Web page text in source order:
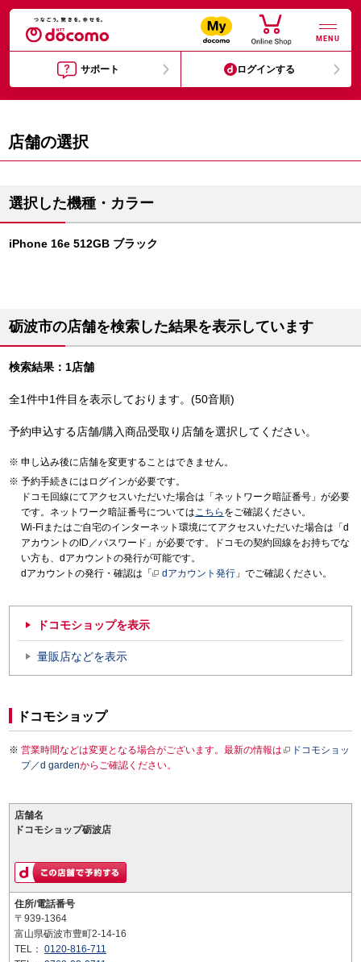
MENU
サポート ログインする
店舗の選択
選択した機種・カラー
iPhone 16e 512GB ブラック
砺波市の店舗を検索した結果を表示しています
検索結果：1店舗
全1件中1件目を表示しております。(50音順)
予約申込する店舗/購入商品受取り店舗を選択してください。
申し込み後に店舗を変更することはできません。
予約手続きにはログインが必要です。
ドコモ回線にてアクセスいただいた場合は「ネットワーク暗証番号」が必要
です。ネットワーク暗証番号についてはこちら をご確認ください。
Wi-Fiまたはご自宅のインターネット環境にてアクセスいただいた場合は「d
アカウントのID／パスワード」が必要です。ドコモの契約回線をお持ちでな
い方も、dアカウントの発行が可能です。
dアカウントの発行・確認は「
dアカウント発行 」でご確認ください。
ドコモショップを表示
量販店などを表示
ドコモショップ
営業時間などは変更となる場合がございます。最新の情報は
ドコモショッ
プ／d gardenからご確認ください。
店舗名
ドコモショップ砺波店
住所/電話番号
〒939-1364
富山県砺波市豊町2-14-16
TEL： 0120-816-711